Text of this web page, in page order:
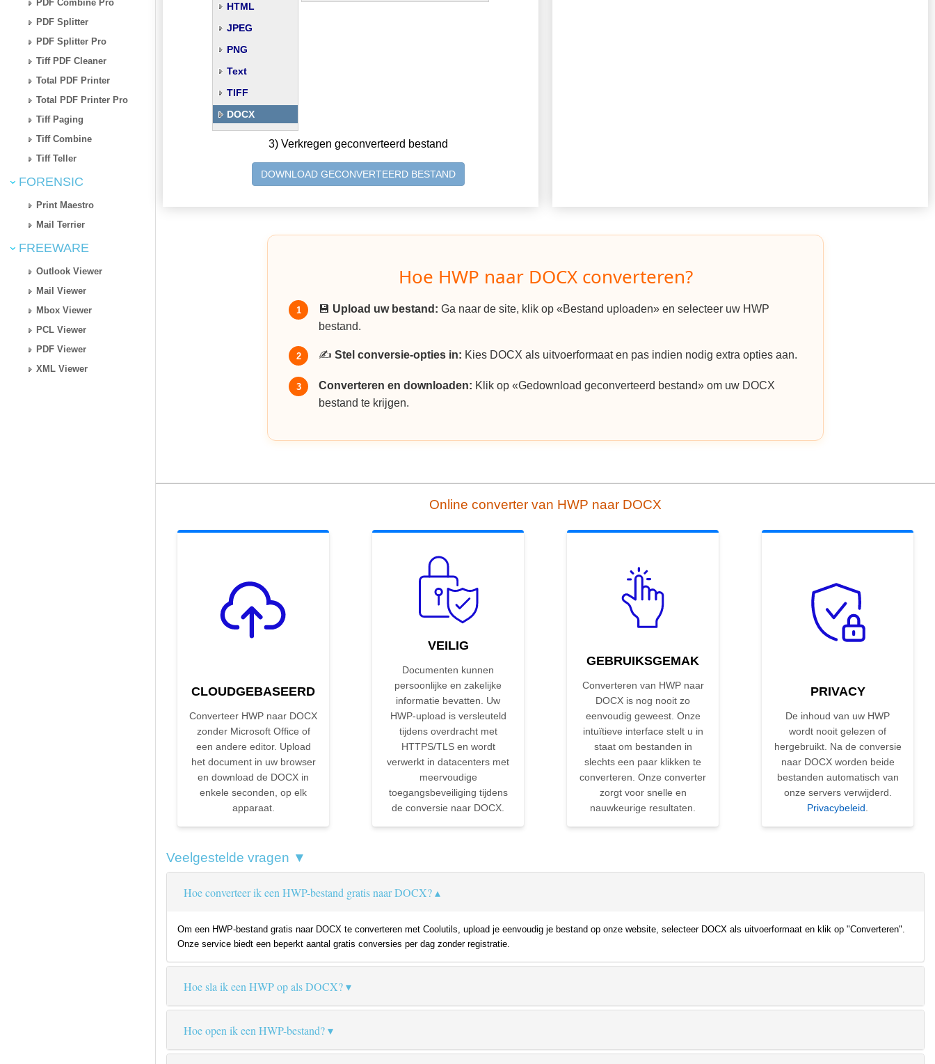
PDF Combine Pro
PDF Splitter
PDF Splitter Pro
Tiff PDF Cleaner
Total PDF Printer
Total PDF Printer Pro
Tiff Paging
Tiff Combine
Tiff Teller
FORENSIC
Print Maestro
Mail Terrier
FREEWARE
Outlook Viewer
Mail Viewer
Mbox Viewer
PCL Viewer
PDF Viewer
XML Viewer
HTML
JPEG
PNG
Text
TIFF
DOCX
3) Verkregen geconverteerd bestand
DOWNLOAD GECONVERTEERD BESTAND
Hoe HWP naar DOCX converteren?
1 💾 Upload uw bestand: Ga naar de site, klik op «Bestand uploaden» en selecteer uw HWP
bestand.
2 ✍️ Stel conversie-opties in: Kies DOCX als uitvoerformaat en pas indien nodig extra opties aan.
3 Converteren en downloaden: Klik op «Gedownload geconverteerd bestand» om uw DOCX
bestand te krijgen.
Online converter van HWP naar DOCX
CLOUDGEBASEERD
Converteer HWP naar DOCX
zonder Microsoft Office of
een andere editor. Upload
het document in uw browser
en download de DOCX in
enkele seconden, op elk
apparaat.
VEILIG
Documenten kunnen
persoonlijke en zakelijke
informatie bevatten. Uw
HWP-upload is versleuteld
tijdens overdracht met
HTTPS/TLS en wordt
verwerkt in datacenters met
meervoudige
toegangsbeveiliging tijdens
de conversie naar DOCX.
GEBRUIKSGEMAK
Converteren van HWP naar
DOCX is nog nooit zo
eenvoudig geweest. Onze
intuïtieve interface stelt u in
staat om bestanden in
slechts een paar klikken te
converteren. Onze converter
zorgt voor snelle en
nauwkeurige resultaten.
PRIVACY
De inhoud van uw HWP
wordt nooit gelezen of
hergebruikt. Na de conversie
naar DOCX worden beide
bestanden automatisch van
onze servers verwijderd.
Privacybeleid
Veelgestelde vragen ▼
Hoe converteer ik een HWP-bestand gratis naar DOCX?
Om een HWP-bestand gratis naar DOCX te converteren met Coolutils, upload je eenvoudig je bestand op onze website, selecteer DOCX als uitvoerformaat en klik op "Converteren".
Onze service biedt een beperkt aantal gratis conversies per dag zonder registratie.
Hoe sla ik een HWP op als DOCX?
Hoe open ik een HWP-bestand?